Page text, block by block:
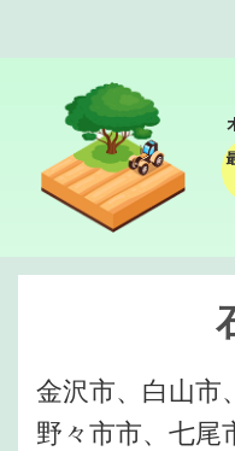
金沢市、白山市
野々市市、七尾